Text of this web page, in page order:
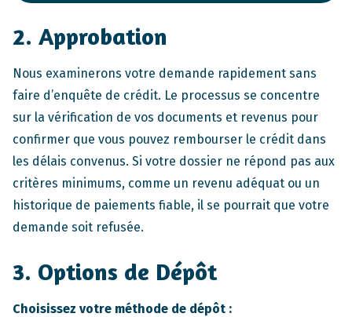
2. Approbation
Nous examinerons votre demande rapidement sans
faire d’enquête de crédit. Le processus se concentre
sur la vérification de vos documents et revenus pour
confirmer que vous pouvez rembourser le crédit dans
les délais convenus. Si votre dossier ne répond pas aux
critères minimums, comme un revenu adéquat ou un
historique de paiements fiable, il se pourrait que votre
demande soit refusée.
3. Options de Dépôt
Choisissez votre méthode de dépôt :